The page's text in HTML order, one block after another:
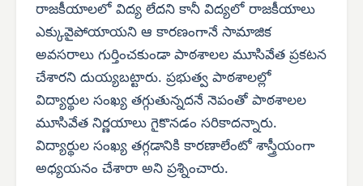
రాజకీయాలలో విద్య లేదని కానీ విద్యలో రాజకీయాలు
ఎక్కువైపోయాయని ఆ కారణంగానే సామాజిక
అవసరాలు గుర్తించకుండా పాఠశాలల మూసివేత ప్రకటన
చేశారని దుయ్యబట్టారు. ప్రభుత్వ పాఠశాలల్లో
విద్యార్థుల సంఖ్య తగ్గుతున్నదనే నెపంతో పాఠశాలల
మూసివేత నిర్ణయాలు గైకొనడం సరికాదన్నారు.
విద్యార్థుల సంఖ్య తగ్గడానికి కారణాలేంటో శాస్త్రీయంగా
అధ్యయనం చేశారా అని ప్రశ్నించారు.